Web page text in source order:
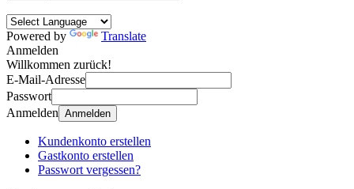
Powered by
Translate
Anmelden
Willkommen zurück!
E-Mail-Adresse
Passwort
Anmelden Anmelden
Kundenkonto erstellen
Gastkonto erstellen
Passwort vergessen?